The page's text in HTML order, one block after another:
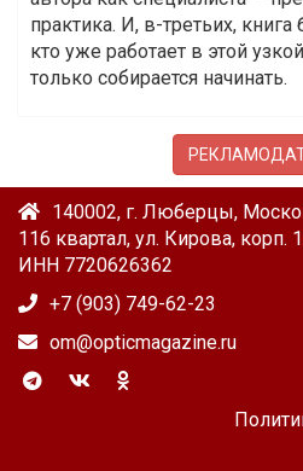
практика. И, в-третьих, книга
кто уже работает в этой
только собирается начинать.
140002, г. Люберцы,
116 квартал, ул. Кирова, корп.
ИНН 7720626362
+7 (903) 749-62-23
om@opticmagazine.ru